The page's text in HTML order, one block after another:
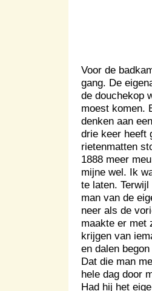
Voor de
gang. De
de douchekop
moest komen.
denken aan
drie keer heeft
rietenmatten
1888 meer
mijne wel. Ik
te laten.
man van de
neer als de
maakte er met
krijgen van
en dalen
Dat die man
hele dag door
Had hij het